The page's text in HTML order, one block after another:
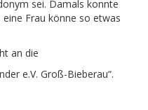
sei. Damals konnte
Frau könne so etwas
an die
e.V. Groß-Bieberau“.